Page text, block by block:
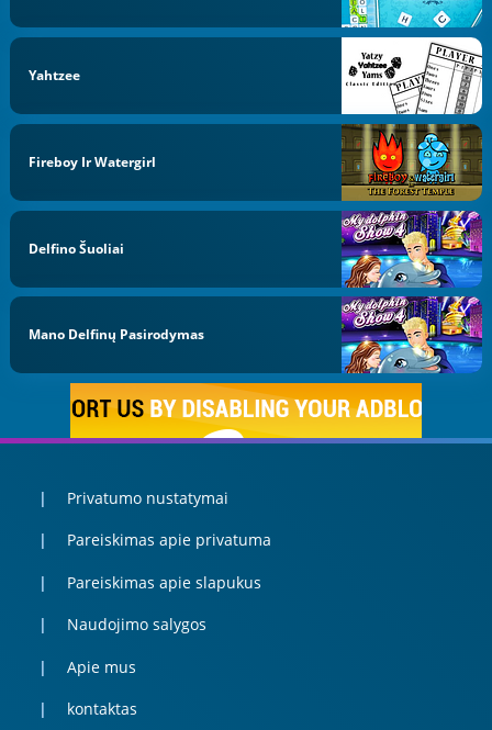
Yahtzee
Fireboy Ir Watergirl
Delfino Šuoliai
Mano Delfinų Pasirodymas
Privatumo nustatymai
Pareiskimas apie privatuma
Pareiskimas apie slapukus
Naudojimo salygos
Apie mus
kontaktas